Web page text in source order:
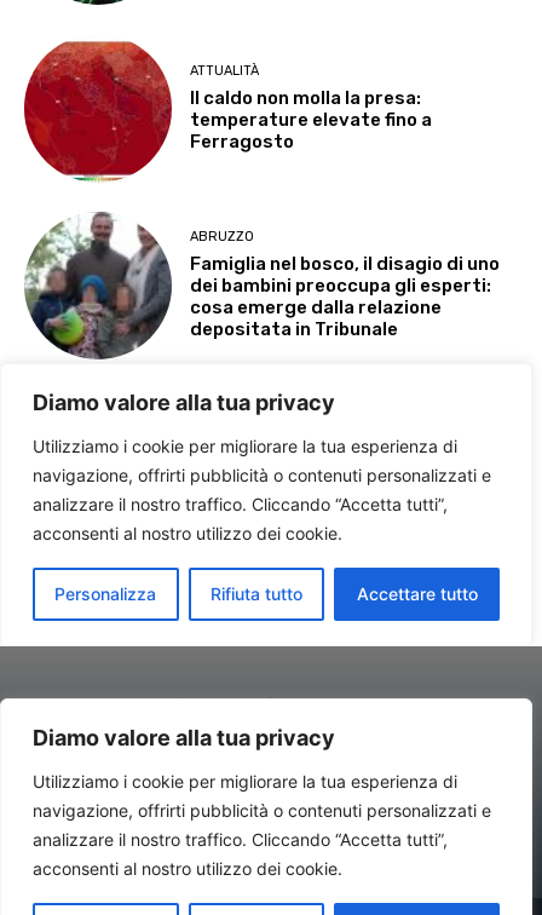
Diamo valore alla tua privacy
Utilizziamo i cookie per migliorare la tua esperienza di
navigazione, offrirti pubblicità o contenuti personalizzati e
analizzare il nostro traffico. Cliccando “Accetta tutti”,
acconsenti al nostro utilizzo dei cookie.
Contatti//Redazione:redazione@newsitalynews.it